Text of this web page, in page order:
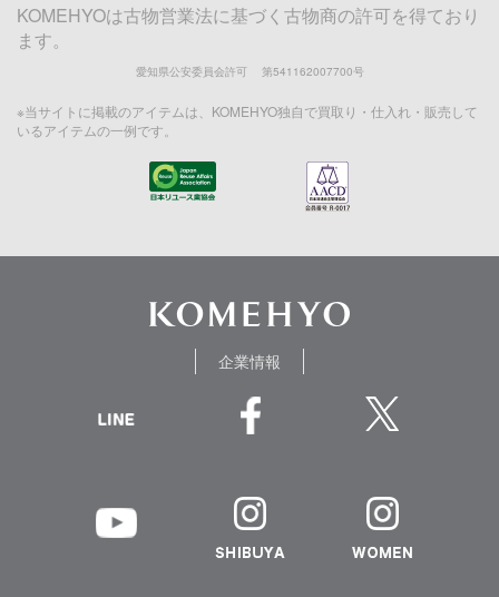
KOMEHYOは古物営業法に基づく古物商の許可を得ており
ます。
愛知県公安委員会許可 第541162007700号
※当サイトに掲載のアイテムは、KOMEHYO独自で買取り・仕入れ・販売して
いるアイテムの一例です。
企業情報